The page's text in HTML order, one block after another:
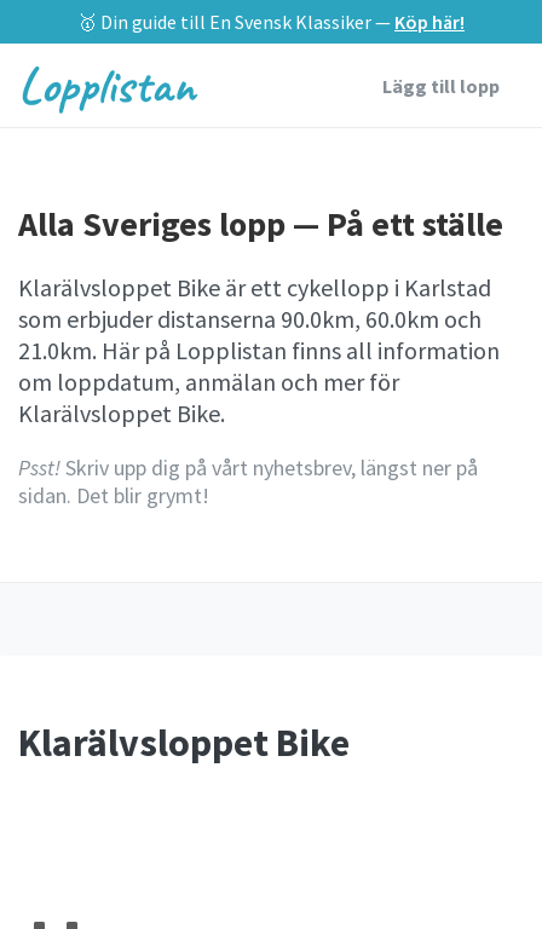
🥇 Din guide till En Svensk Klassiker — Köp här!
Lopplistan Lägg till lopp
Alla Sveriges lopp — På ett ställe
Klarälvsloppet Bike är ett cykellopp i Karlstad
som erbjuder distanserna 90.0km, 60.0km och
21.0km. Här på Lopplistan finns all information
om loppdatum, anmälan och mer för
Klarälvsloppet Bike.
Psst!Skriv upp dig på vårt nyhetsbrev, längst ner på
sidan. Det blir grymt!
Klarälvsloppet Bike